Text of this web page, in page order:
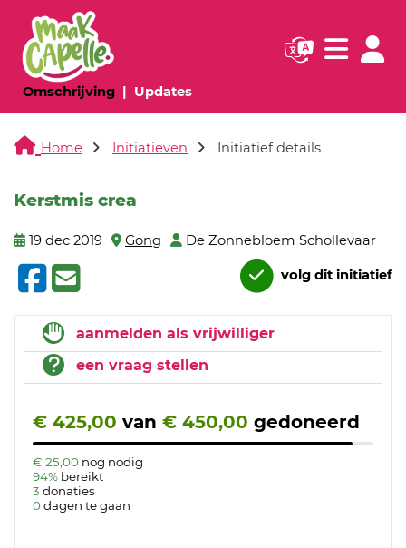
Omschrijving(huidige pagina)
Updates(huidige pagina)
Navigatie
Home Initiatieven Initiatief details
Kerstmis crea
19 dec 2019 Gong De Zonnebloem Schollevaar
volg dit initiatief
aanmelden als vrijwilliger
een vraag stellen
€ 425,00 van € 450,00 gedoneerd
€ 25,00 nog nodig
94% bereikt
3 donaties
0 dagen te gaan